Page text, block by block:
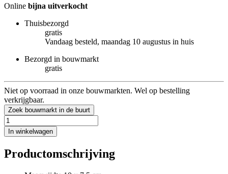
Online bijna uitverkocht
Thuisbezorgd
gratis
Vandaag besteld, maandag 10 augustus in huis
Bezorgd in bouwmarkt
gratis
Niet op voorraad in onze bouwmarkten. Wel op bestelling
verkrijgbaar.
Zoek bouwmarkt in de buurt
In winkelwagen
Productomschrijving